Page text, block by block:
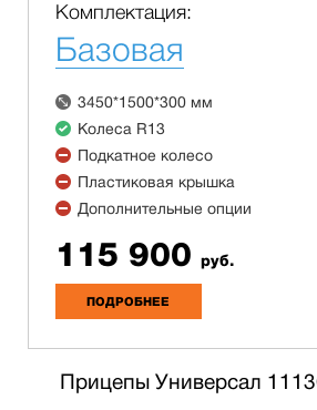
Комплектация:
Базовая
3450*1500*300 мм
Колеса R13
Подкатное колесо
Пластиковая крышка
Дополнительные опции
115 900 руб.
ПОДРОБНЕЕ
Прицепы Универсал